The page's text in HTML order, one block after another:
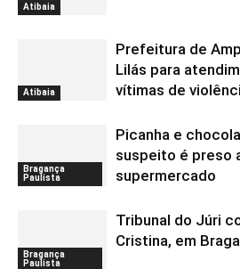
Atibaia
Atibaia
Prefeitura de
Lilás para
vítimas de
Bragança
Paulista
Picanha e
suspeito é preso
supermercado
Bragança
Paulista
Tribunal do Júri
Cristina, em